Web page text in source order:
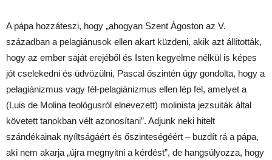
A pápa hozzáteszi, hogy „ahogyan Szent Ágoston az V.
században a pelagiánusok ellen akart küzdeni, akik azt állították,
hogy az ember saját erejéből és Isten kegyelme nélkül is képes
jót cselekedni és üdvözülni, Pascal őszintén úgy gondolta, hogy a
pelagiánizmus vagy fél-pelagiánizmus ellen lép fel, amelyet a
(Luis de Molina teológusról elnevezett) molinista jezsuiták által
követett tanokban vélt azonosítani”. Adjunk neki hitelt
szándékainak nyíltságáért és őszinteségéért – buzdít rá a pápa,
aki nem akarja „újra megnyitni a kérdést”, de hangsúlyozza, hogy